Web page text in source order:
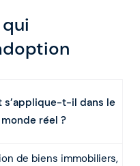
s’applique-t-il dans le
monde réel ?
de biens immobiliers,